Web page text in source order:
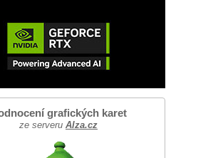
grafických karet
ze serveru Alza.cz